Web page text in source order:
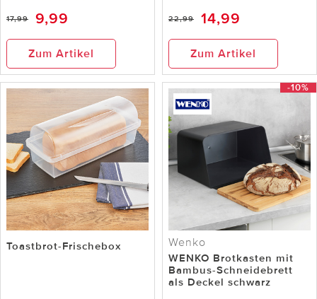
17,99 9,99
Zum Artikel
22,99 14,99
Zum Artikel
Toastbrot-Frischebox
-10%
Wenko
WENKO Brotkasten mit
Bambus-Schneidebrett
als Deckel schwarz